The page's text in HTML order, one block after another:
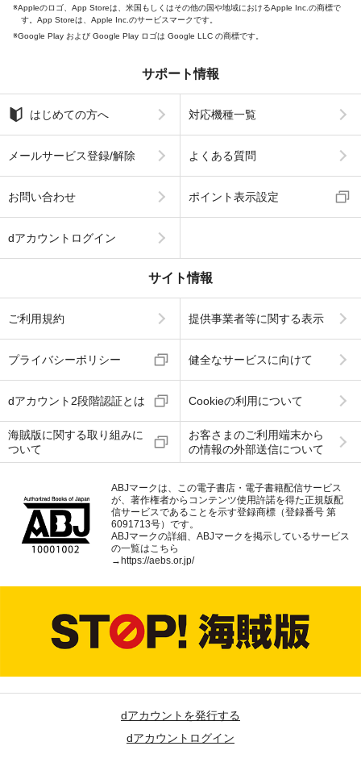
Appleのロゴ、App Storeは、米国もしくはその他の国や地域におけるApple Inc.の商標で
す。App Storeは、Apple Inc.のサービスマークです。
Google Play および Google Play ロゴは Google LLC の商標です。
サポート情報
はじめての方へ 対応機種一覧
メールサービス登録/解除 よくある質問
お問い合わせ ポイント表示設定
dアカウントログイン
サイト情報
ご利用規約 提供事業者等に関する表示
プライバシーポリシー 健全なサービスに向けて
dアカウント2段階認証とは Cookieの利用について
海賊版に関する取り組みに
ついて
お客さまのご利用端末から
の情報の外部送信について
ABJマークは、この電子書店・電子書籍配信サービス
が、著作権者からコンテンツ使用許諾を得た正規版配
信サービスであることを示す登録商標（登録番号 第
6091713号）です。
ABJマークの詳細、ABJマークを掲示しているサービス
の一覧はこちら
→ https://aebs.or.jp/
dアカウントを発行する
dアカウントログイン